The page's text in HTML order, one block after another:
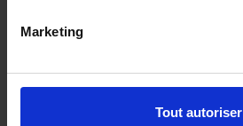
Marketing
Tout autoriser